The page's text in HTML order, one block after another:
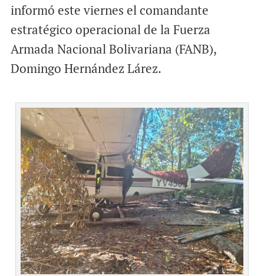
informó este viernes el comandante
estratégico operacional de la Fuerza
Armada Nacional Bolivariana (FANB),
Domingo Hernández Lárez.